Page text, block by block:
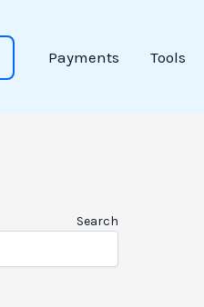
Tools
Payments
Search